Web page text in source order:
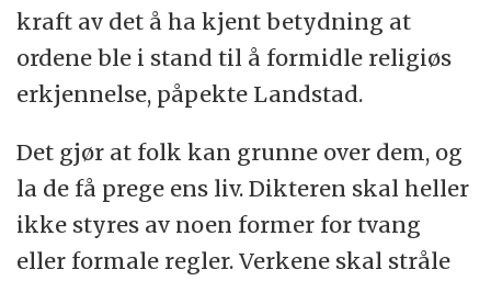
kraft av det å ha kjent betydning at
ordene ble i stand til å formidle religiøs
erkjennelse, påpekte Landstad.
Det gjør at folk kan grunne over dem, og
la de få prege ens liv. Dikteren skal heller
ikke styres av noen former for tvang
eller formale regler. Verkene skal stråle